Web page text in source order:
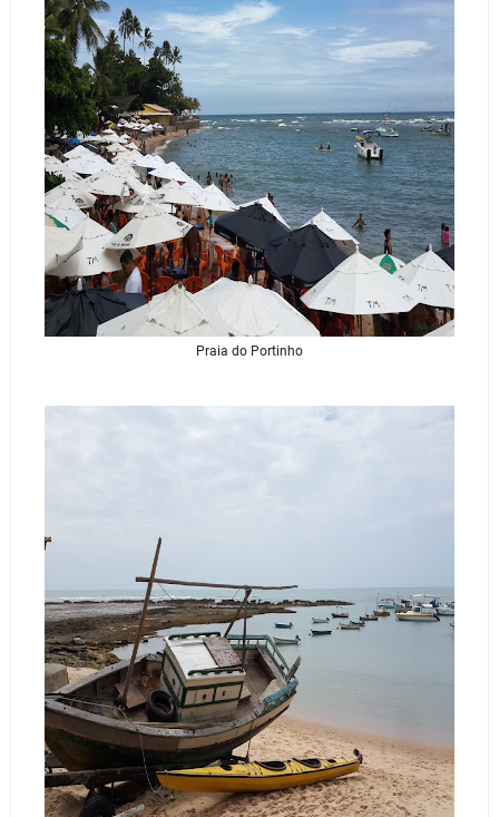
Praia do Portinho